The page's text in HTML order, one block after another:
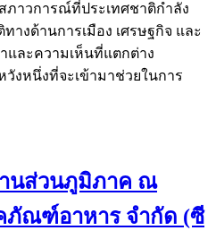
ภาวการณ์ที่ประเทศชาติกำลัง
างด้านการเมือง เศรษฐกิจ และ
และความเห็นที่แตกต่าง
งหนึ่งที่จะเข้ามาช่วยในการ
นส่วนภูมิภาค ณ
ภัณฑ์อาหาร จำกัด (ซี